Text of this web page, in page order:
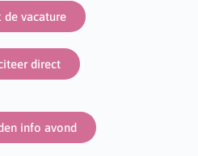
de vacature
direct
info avond